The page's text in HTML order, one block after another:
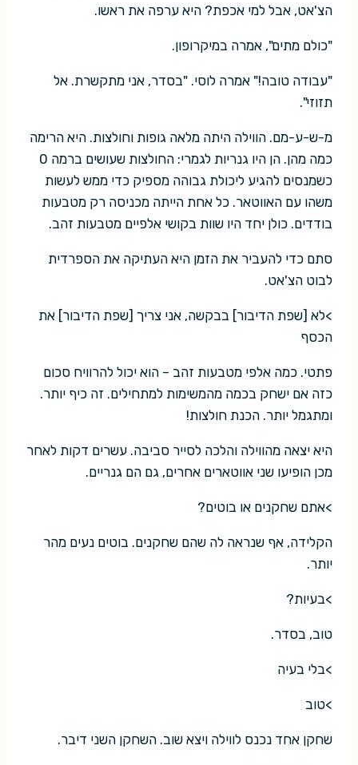
הצ'אט, אבל למי אכפת? היא ערפה את ראשו.
"כולם מתים", אמרה במיקרופון.
"עבודה טובה!" אמרה לוסי. "בסדר, אני מתקשרת. אל
תזוזי".
מ-ש-ע-מם. הווילה היתה מלאה גופות וחולצות. היא הרימה
כמה מהן. הן היו גנריות לגמרי: החולצות שעושים ברמה 0
כשמנסים להגיע ליכולת גבוהה מספיק כדי ממש לעשות
משהו עם האווטאר. כל אחת הייתה מכניסה רק מטבעות
בודדים. כולן יחד היו שוות בקושי אלפיים מטבעות זהב.
סתם כדי להעביר את הזמן היא העתיקה את הספרדית
לבוט הצ'אט.
>לא [שפת הדיבור] בבקשה, אני צריך [שפת הדיבור] את
הכסף
פתטי. כמה אלפי מטבעות זהב – הוא יכול להרוויח סכום
כזה אם ישחק בכמה מהמשימות למתחילים. זה כיף יותר.
ומתגמל יותר. הכנת חולצות!
היא יצאה מהווילה והלכה לסייר סביבה. עשרים דקות לאחר
מכן הופיעו שני אווטארים אחרים, גם הם גנריים.
>אתם שחקנים או בוטים?
הקלידה, אף שנראה לה שהם שחקנים. בוטים נעים מהר
יותר.
>בעיות?
טוב, בסדר.
>בלי בעיה
>טוב
שחקן אחד נכנס לווילה ויצא שוב. השחקן השני דיבר.